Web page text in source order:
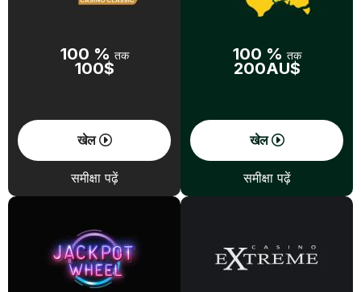
100 % तक
100$
खेल
समीक्षा पढ़ें
100 % तक
200AU$
खेल
समीक्षा पढ़ें